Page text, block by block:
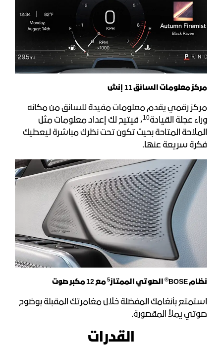
مركز معلومات السائق 11 إنش
مركز رقمي يقدم معلومات مفيدة للسائق من مكانه
وراء عجلة القيادة10، فيتيح لك إعداد معلومات مثل
الملاحة المتاحة بحيث تكون تحت نظرك مباشرة ليعطيك
فكرة سريعة عنها.
نظام BOSE ®الصوتي الممتاز5مع 12 مكبر صوت
استمتع بأنغامك المفضلة خلال مغامرتك المقبلة بوضوح
صوتي يملأ المقصورة.​
القدرات